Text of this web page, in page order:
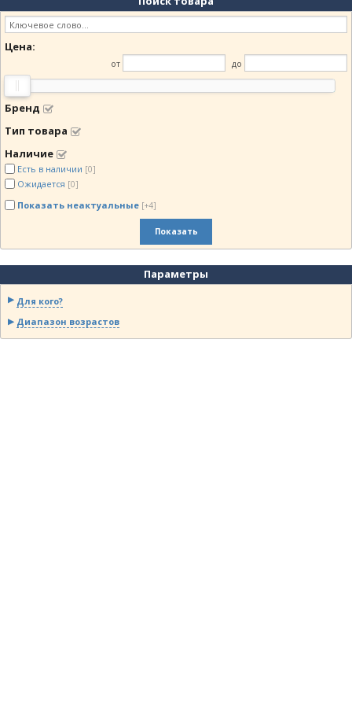
Цена ▲
Цена ▼
Цена:
от до
Бренд
Тип товара
Наличие
Есть в наличии [0]
Ожидается [0]
Показать неактуальные [+4]
Показать
Параметры
Для кого?
Диапазон возрастов